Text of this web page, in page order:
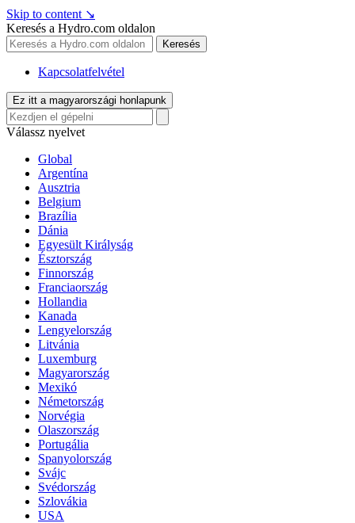
Skip to content ↘
Keresés a Hydro.com oldalon
Keresés
Kapcsolatfelvétel
Ez itt a magyarországi honlapunk
Válassz nyelvet
Global
Argentína
Ausztria
Belgium
Brazília
Dánia
Egyesült Királyság
Észtország
Finnország
Franciaország
Hollandia
Kanada
Lengyelország
Litvánia
Luxemburg
Magyarország
Mexikó
Németország
Norvégia
Olaszország
Portugália
Spanyolország
Svájc
Svédország
Szlovákia
USA